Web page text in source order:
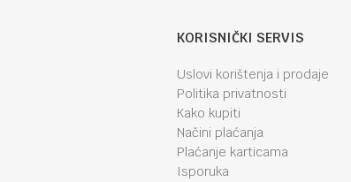
KORISNIČKI SERVIS
Uslovi korištenja i prodaje
Politika privatnosti
Kako kupiti
Načini plaćanja
Plaćanje karticama
Isporuka